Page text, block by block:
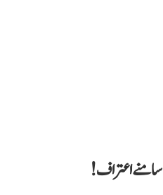
اعتراف!